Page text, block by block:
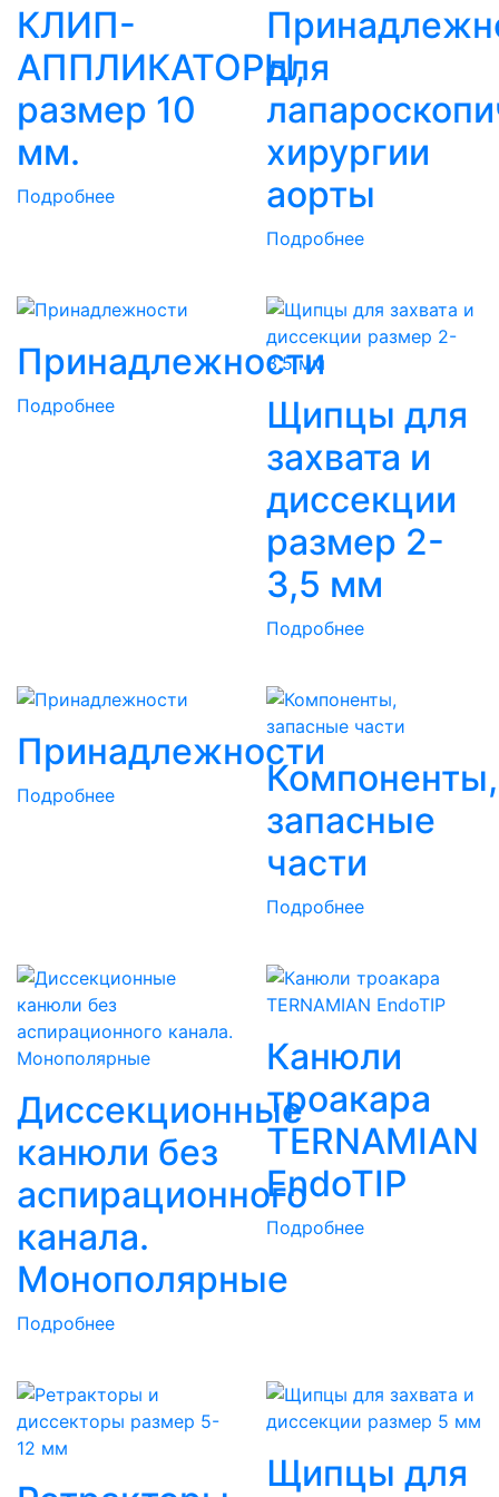
КЛИП-
АППЛИКАТОРЫ,
размер 10
мм.
Подробнее
для
хирургии
аорты
Подробнее
Принадлежности
Подробнее
Щипцы для
захвата и
диссекции
размер 2-
3,5 мм
Подробнее
Принадлежности
Подробнее
Компоненты,
запасные
части
Подробнее
Диссекционные
канюли без
аспирационного
канала.
Монополярные
Подробнее
Канюли
троакара
TERNAMIAN
EndoTIP
Подробнее
Щипцы для